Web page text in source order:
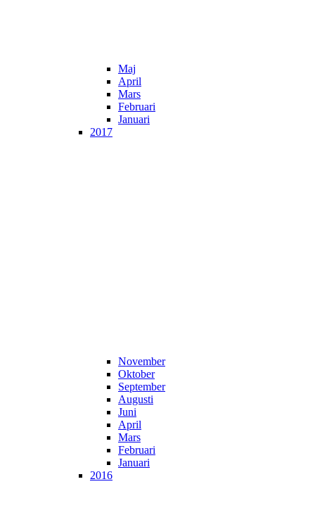
Maj
April
Mars
Februari
Januari
2017
November
Oktober
September
Augusti
Juni
April
Mars
Februari
Januari
2016